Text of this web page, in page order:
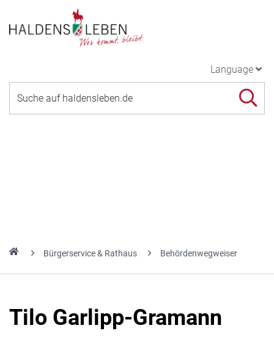
Language
Bürgerservice & Rathaus Behördenwegweiser
Tilo Garlipp-Gramann